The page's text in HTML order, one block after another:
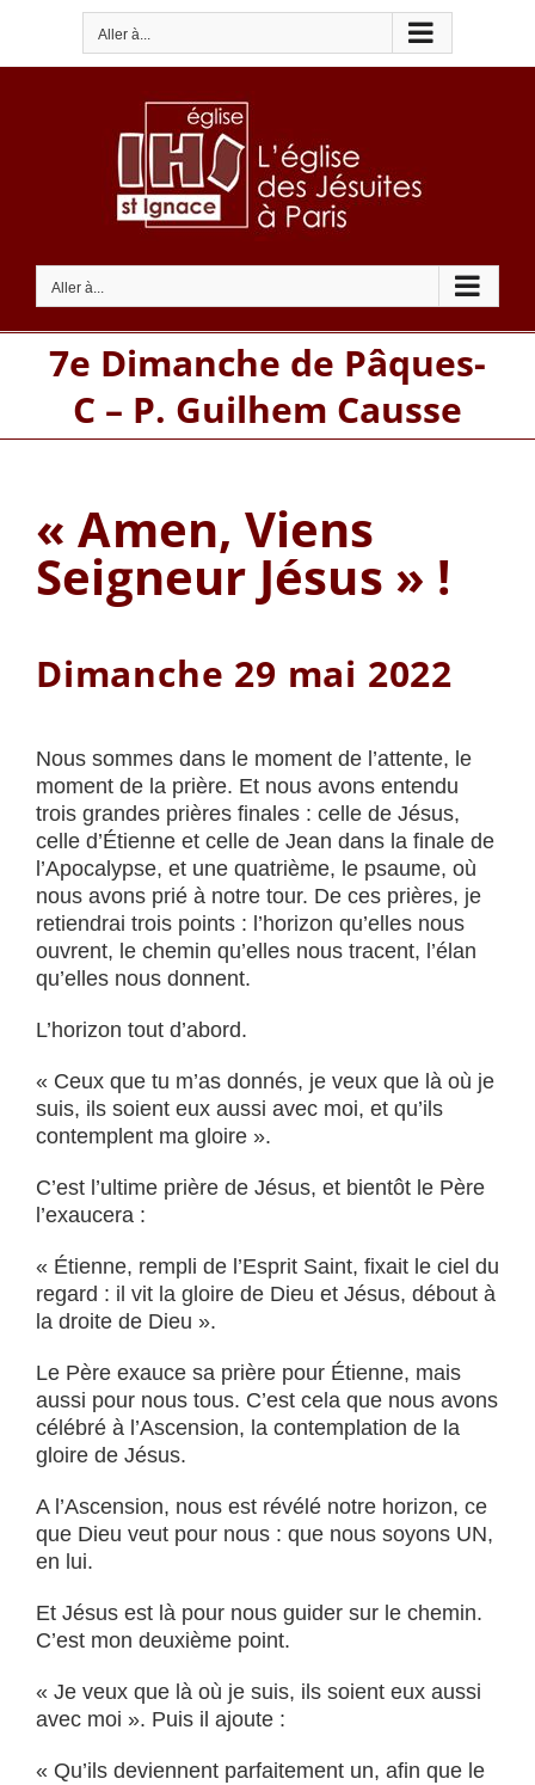
contenu
Aller à...
Aller à...
7e Dimanche de Pâques-
C – P. Guilhem Causse
« Amen, Viens
Seigneur Jésus » !
Dimanche 29 mai 2022
Nous sommes dans le moment de l’attente, le
moment de la prière. Et nous avons entendu
trois grandes prières finales : celle de Jésus,
celle d’Étienne et celle de Jean dans la finale de
l’Apocalypse, et une quatrième, le psaume, où
nous avons prié à notre tour. De ces prières, je
retiendrai trois points : l’horizon qu’elles nous
ouvrent, le chemin qu’elles nous tracent, l’élan
qu’elles nous donnent.
L’horizon tout d’abord.
« Ceux que tu m’as donnés, je veux que là où je
suis, ils soient eux aussi avec moi, et qu’ils
contemplent ma gloire ».
C’est l’ultime prière de Jésus, et bientôt le Père
l’exaucera :
« Étienne, rempli de l’Esprit Saint, fixait le ciel du
regard : il vit la gloire de Dieu et Jésus, débout à
la droite de Dieu ».
Le Père exauce sa prière pour Étienne, mais
aussi pour nous tous. C’est cela que nous avons
célébré à l’Ascension, la contemplation de la
gloire de Jésus.
A l’Ascension, nous est révélé notre horizon, ce
que Dieu veut pour nous : que nous soyons UN,
en lui.
Et Jésus est là pour nous guider sur le chemin.
C’est mon deuxième point.
« Je veux que là où je suis, ils soient eux aussi
avec moi ». Puis il ajoute :
« Qu’ils deviennent parfaitement un, afin que le